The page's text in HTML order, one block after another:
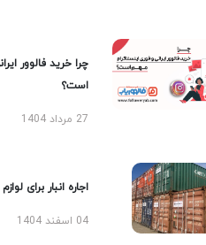
چرا خرید فالوور
است؟
27 مرداد 1404
اجاره انبار برای
04 اسفند 1404